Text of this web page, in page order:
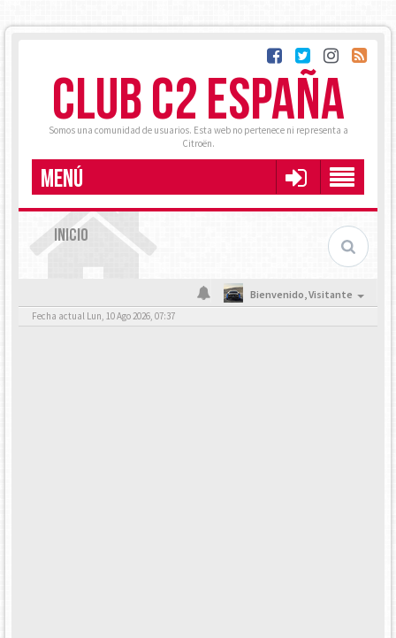
CLUB C2 ESPAÑA
Somos una comunidad de usuarios. Esta web no pertenece ni representa a
Citroën.
MENÚ
INICIO
Bienvenido,Visitante
Fecha actual Lun, 10 Ago 2026, 07:37